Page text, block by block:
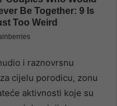
i raznovrsnu
cijelu porodicu, zonu
aktivnosti koje su